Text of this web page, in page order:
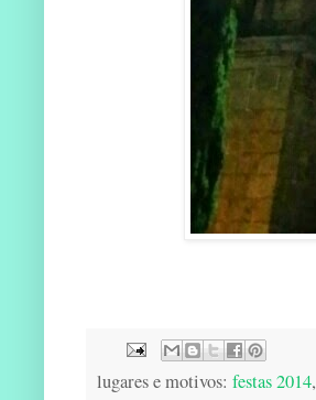
lugares e motivos: festas 2014,